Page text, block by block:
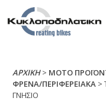
ΑΡΧΙΚΉ> ΜΟΤΟ
ΦΡΕΝΑ/ΠΕΡΙΦΕΡΕΙΑΚΑ >
ΓΝΗΣΙΟ